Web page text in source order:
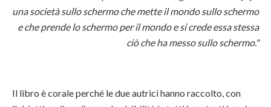
una società sullo schermo che mette il mondo sullo schermo
e che prende lo schermo per il mondo e si crede essa stessa
ciò che ha messo sullo schermo."
Il libro è corale perché le due autrici hanno raccolto, con